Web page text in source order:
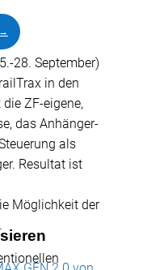
28. September)
in den
ZF-eigene,
das Anhänger-
als
Resultat ist
Möglichkeit der
→